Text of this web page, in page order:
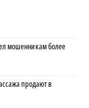
мошенникам более
продают в